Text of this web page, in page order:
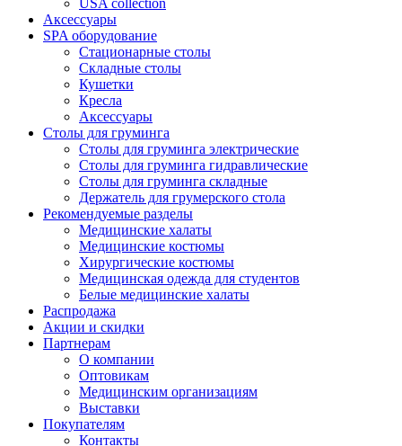
USA collection
Аксессуары
SPA оборудование
Стационарные столы
Складные столы
Кушетки
Кресла
Аксессуары
Столы для груминга
Столы для груминга электрические
Столы для груминга гидравлические
Столы для груминга складные
Держатель для грумерского стола
Рекомендуемые разделы
Медицинские халаты
Медицинские костюмы
Хирургические костюмы
Медицинская одежда для студентов
Белые медицинские халаты
Распродажа
Акции и скидки
Партнерам
О компании
Оптовикам
Медицинским организациям
Выставки
Покупателям
Контакты